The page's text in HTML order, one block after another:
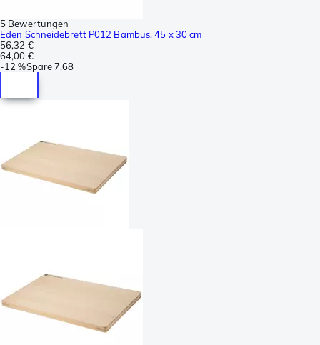
5 Bewertungen
Eden Schneidebrett P012 Bambus, 45 x 30 cm
56,32 €
64,00 €
-12 %Spare7,68